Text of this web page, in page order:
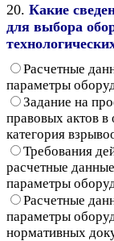
20. Какие
для выбора
Расчетные
параметры
Задание на
правовых актов
категория
Требования
расчетные
параметры
Расчетные
параметры
нормативных